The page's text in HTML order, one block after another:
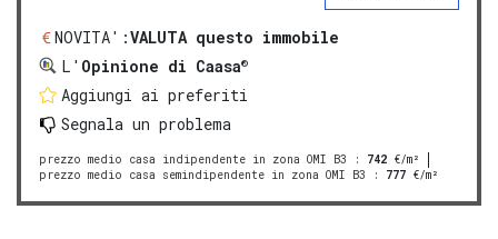
NOVITA':VALUTA questo immobile
L' Opinione di Caasa®
Aggiungi ai preferiti
Segnala un problema
prezzo medio casa indipendente in zona OMI B3 : 742 €/m²
prezzo medio casa semindipendente in zona OMI B3 : 777 €/m²